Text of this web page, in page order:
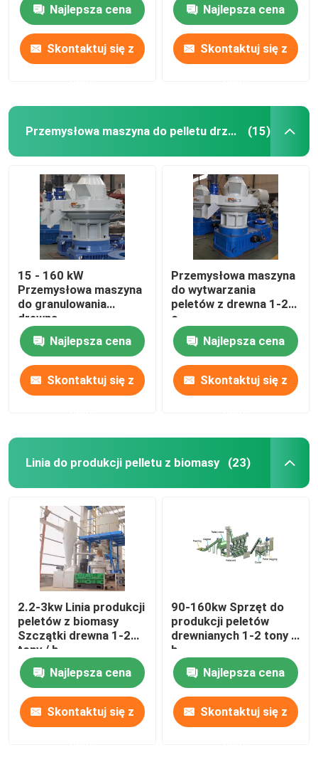
Najlepsza cena
Skontaktuj się z
Najlepsza cena
Skontaktuj się z
Przemysłowa maszyna do pelletu drzewnego (15)
15 - 160 kW
Przemysłowa maszyna
do granulowania
drewna
Najlepsza cena
Skontaktuj się z
Przemysłowa maszyna
do wytwarzania
peletów z drewna 1-20
c
Najlepsza cena
Skontaktuj się z
Linia do produkcji pelletu z biomasy (23)
2.2-3kw Linia produkcji
peletów z biomasy
Szczątki drewna 1-2
tony / h
Najlepsza cena
Skontaktuj się z
90-160kw Sprzęt do
produkcji peletów
drewnianych 1-2 tony /
h
Najlepsza cena
Skontaktuj się z